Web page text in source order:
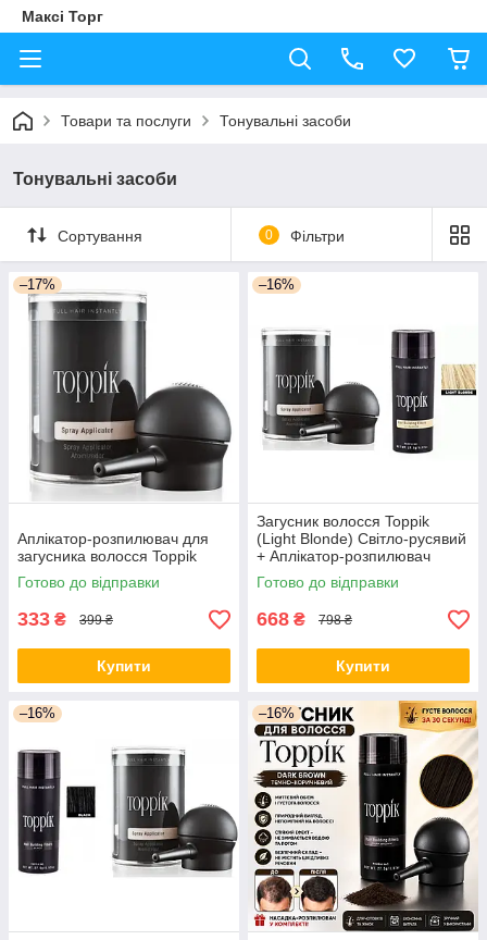
Максі Торг
Товари та послуги Тонувальні засоби
Тонувальні засоби
Сортування 0 Фільтри
–17%
Аплікатор-розпилювач для
загусника волосся Toppik
Готово до відправки
333 ₴ 399 ₴
Купити
–16%
Загусник волосся Toppik
(Light Blonde) Світло-русявий
+ Аплікатор-розпилювач
Toppik
Готово до відправки
668 ₴ 798 ₴
Купити
–16% –16%